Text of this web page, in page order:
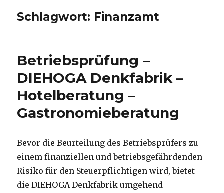
Schlagwort: Finanzamt
Betriebsprüfung –
DIEHOGA Denkfabrik –
Hotelberatung –
Gastronomieberatung
Bevor die Beurteilung des Betriebsprüfers zu
einem finanziellen und betriebsgefährdenden
Risiko für den Steuerpflichtigen wird, bietet
die DIEHOGA Denkfabrik umgehend